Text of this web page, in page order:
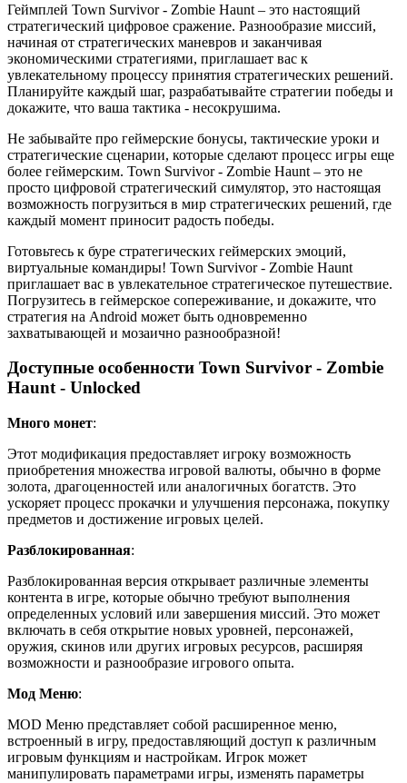
Геймплей Town Survivor - Zombie Haunt – это настоящий
стратегический цифровое сражение. Разнообразие миссий,
начиная от стратегических маневров и заканчивая
экономическими стратегиями, приглашает вас к
увлекательному процессу принятия стратегических решений.
Планируйте каждый шаг, разрабатывайте стратегии победы и
докажите, что ваша тактика - несокрушима.
Не забывайте про геймерские бонусы, тактические уроки и
стратегические сценарии, которые сделают процесс игры еще
более геймерским. Town Survivor - Zombie Haunt – это не
просто цифровой стратегический симулятор, это настоящая
возможность погрузиться в мир стратегических решений, где
каждый момент приносит радость победы.
Готовьтесь к буре стратегических геймерских эмоций,
виртуальные командиры! Town Survivor - Zombie Haunt
приглашает вас в увлекательное стратегическое путешествие.
Погрузитесь в геймерское сопереживание, и докажите, что
стратегия на Android может быть одновременно
захватывающей и мозаично разнообразной!
Доступные особенности Town Survivor - Zombie
Haunt - Unlocked
Много монет:
Этот модификация предоставляет игроку возможность
приобретения множества игровой валюты, обычно в форме
золота, драгоценностей или аналогичных богатств. Это
ускоряет процесс прокачки и улучшения персонажа, покупку
предметов и достижение игровых целей.
Разблокированная:
Разблокированная версия открывает различные элементы
контента в игре, которые обычно требуют выполнения
определенных условий или завершения миссий. Это может
включать в себя открытие новых уровней, персонажей,
оружия, скинов или других игровых ресурсов, расширяя
возможности и разнообразие игрового опыта.
Мод Меню:
MOD Меню представляет собой расширенное меню,
встроенный в игру, предоставляющий доступ к различным
игровым функциям и настройкам. Игрок может
манипулировать параметрами игры, изменять параметры